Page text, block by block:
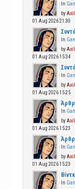
In
by
01 Aug 2026 21:30
In
by
01 Aug 2026 15:34
In
by
01 Aug 2026 15:25
In
by
01 Aug 2026 15:23
In
by
01 Aug 2026 15:23
In